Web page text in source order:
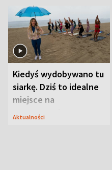
Kiedyś wydobywano tu
siarkę. Dziś to idealne
miejsce na
wypoczynek
Aktualności